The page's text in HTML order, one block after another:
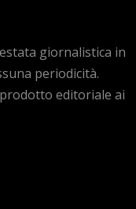
giornalistica in
periodicità.
editoriale ai